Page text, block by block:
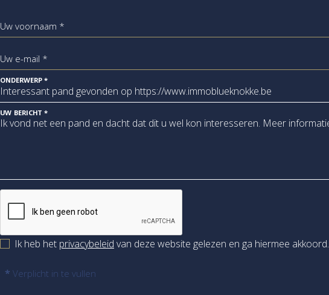
Uw voornaam *
Uw e-mail *
ONDERWERP *
UW BERICHT *
Ik heb het privacybeleid van deze website gelezen en ga hiermee akkoord.
* Verplicht in te vullen